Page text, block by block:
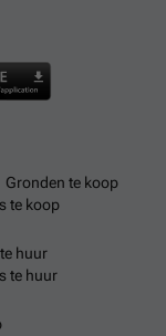
Gronden te koop
te koop
huur
te huur